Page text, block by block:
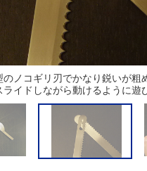
のノコギリ刃でかなり鋭いが粗
ライドしながら動けるように遊